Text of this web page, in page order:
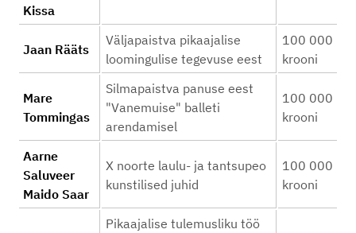
Kissa
Jaan Rääts
Väljapaistva pikaajalise
loomingulise tegevuse eest
100 000
krooni
Mare
Tommingas
Silmapaistva panuse eest
"Vanemuise" balleti
arendamisel
100 000
krooni
Aarne
Saluveer
Maido Saar
X noorte laulu- ja tantsupeo
kunstilised juhid
100 000
krooni
Pikaajalise tulemusliku töö